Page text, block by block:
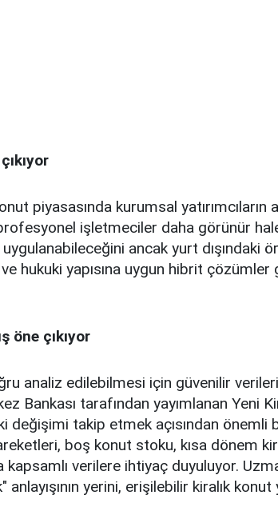
piyasasında kurumsal yatırımcıların
işletmeciler daha görünür
ancak yurt dışındaki
hukuki yapısına uygun hibrit
öne çıkıyor
analiz edilebilmesi için güvenilir
Bankası tarafından yayımlanan Yeni
değişimi takip etmek açısından
boş konut stoku, kısa dönem
kapsamlı verilere ihtiyaç duyuluyor.
yerini, erişilebilir kiralık konut